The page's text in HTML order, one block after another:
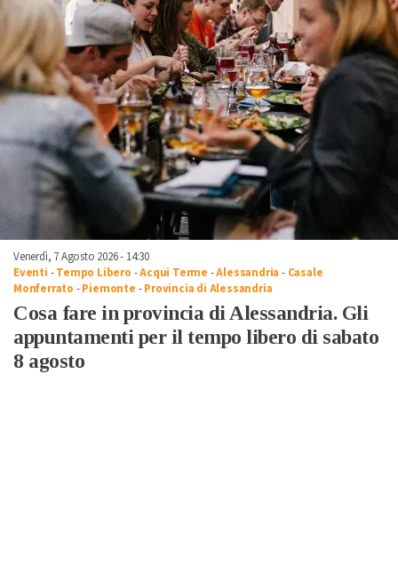
Venerdì, 7 Agosto 2026 - 14:30
Eventi -Tempo Libero -Acqui Terme -Alessandria - Casale
Monferrato -Piemonte -Provincia di Alessandria
Cosa fare in provincia di Alessandria. Gli
appuntamenti per il tempo libero di sabato
8 agosto